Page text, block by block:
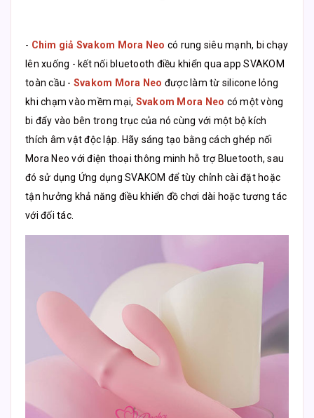
- Chim giả Svakom Mora Neo có rung siêu mạnh, bi chạy
lên xuống - kết nối bluetooth điều khiển qua app SVAKOM
toàn cầu - Svakom Mora Neo được làm từ silicone lỏng
khi chạm vào mềm mại, Svakom Mora Neo có một vòng
bi đẩy vào bên trong trục của nó cùng với một bộ kích
thích âm vật độc lập. Hãy sáng tạo bằng cách ghép nối
Mora Neo với điện thoại thông minh hỗ trợ Bluetooth, sau
đó sử dụng Ứng dụng SVAKOM để tùy chỉnh cài đặt hoặc
tận hưởng khả năng điều khiển đồ chơi dài hoặc tương tác
với đối tác.